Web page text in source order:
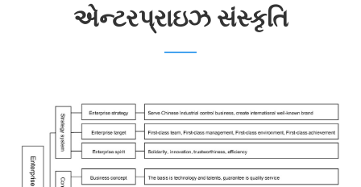
એન્ટરપ્રાઇઝ સંસ્કૃતિ